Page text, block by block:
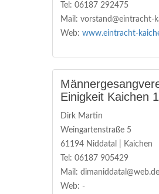
Tel: 06187 292475
Mail: vorstand@eintracht-
Web: www.eintracht-
Einigkeit Kaichen
Dirk Martin
Weingartenstraße 5
61194 Niddatal | Kaichen
Tel: 06187 905429
Mail: dimaniddatal@web.de
Web: -